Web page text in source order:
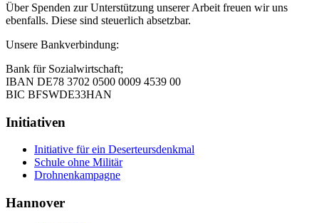
Über Spenden zur Unterstützung unserer Arbeit freuen wir uns
ebenfalls. Diese sind steuerlich absetzbar.
Unsere Bankverbindung:
Bank für Sozialwirtschaft;
IBAN DE78 3702 0500 0009 4539 00
BIC BFSWDE33HAN
Initiativen
Initiative für ein Deserteursdenkmal
Schule ohne Militär
Drohnenkampagne
Hannover